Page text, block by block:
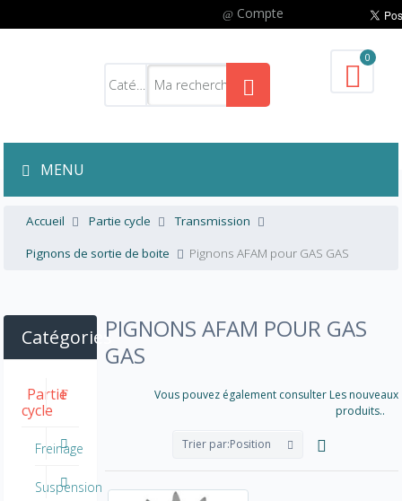
Compte
0
MENU
Accueil Partie cycle
Transmission
Pignons de sortie de boite
Pignons AFAM pour GAS GAS
PIGNONS AFAM POUR GAS
GAS
Vous pouvez également consulter Les nouveaux
produits..
Trier par:Position
Catégories
Partie
cycle
Freinage
Suspension